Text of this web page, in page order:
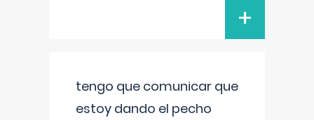
+
tengo que comunicar que
estoy dando el pecho